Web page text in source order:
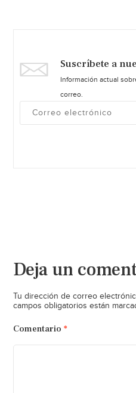
Suscríbete a
Información actual
correo.
Deja un
Tu dirección de correo
campos obligatorios están
Comentario *